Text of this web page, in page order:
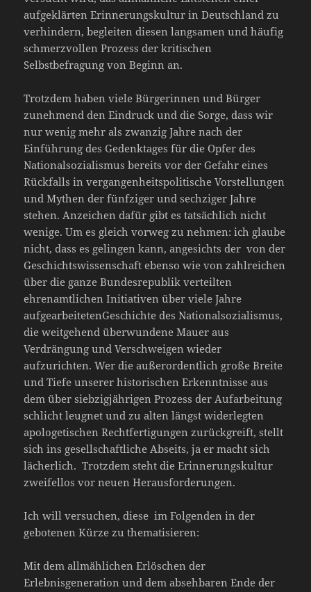
aufgeklärten Erinnerungskultur in Deutschland zu
verhindern, begleiten diesen langsamen und häufig
schmerzvollen Prozess der kritischen
Selbstbefragung von Beginn an.
Trotzdem haben viele Bürgerinnen und Bürger
zunehmend den Eindruck und die Sorge, dass wir
nur wenig mehr als zwanzig Jahre nach der
Einführung des Gedenktages für die Opfer des
Nationalsozialismus bereits vor der Gefahr eines
Rückfalls in vergangenheitspolitische Vorstellungen
und Mythen der fünfziger und sechziger Jahre
stehen. Anzeichen dafür gibt es tatsächlich nicht
wenige. Um es gleich vorweg zu nehmen: ich glaube
nicht, dass es gelingen kann, angesichts der von der
Geschichtswissenschaft ebenso wie von zahlreichen
über die ganze Bundesrepublik verteilten
ehrenamtlichen Initiativen über viele Jahre
aufgearbeitetenGeschichte des Nationalsozialismus,
die weitgehend überwundene Mauer aus
Verdrängung und Verschweigen wieder
aufzurichten. Wer die außerordentlich große Breite
und Tiefe unserer historischen Erkenntnisse aus
dem über siebzigjährigen Prozess der Aufarbeitung
schlicht leugnet und zu alten längst widerlegten
apologetischen Rechtfertigungen zurückgreift, stellt
sich ins gesellschaftliche Abseits, ja er macht sich
lächerlich. Trotzdem steht die Erinnerungskultur
zweifellos vor neuen Herausforderungen.
Ich will versuchen, diese im Folgenden in der
gebotenen Kürze zu thematisieren:
Mit dem allmählichen Erlöschen der
Erlebnisgeneration und dem absehbaren Ende der